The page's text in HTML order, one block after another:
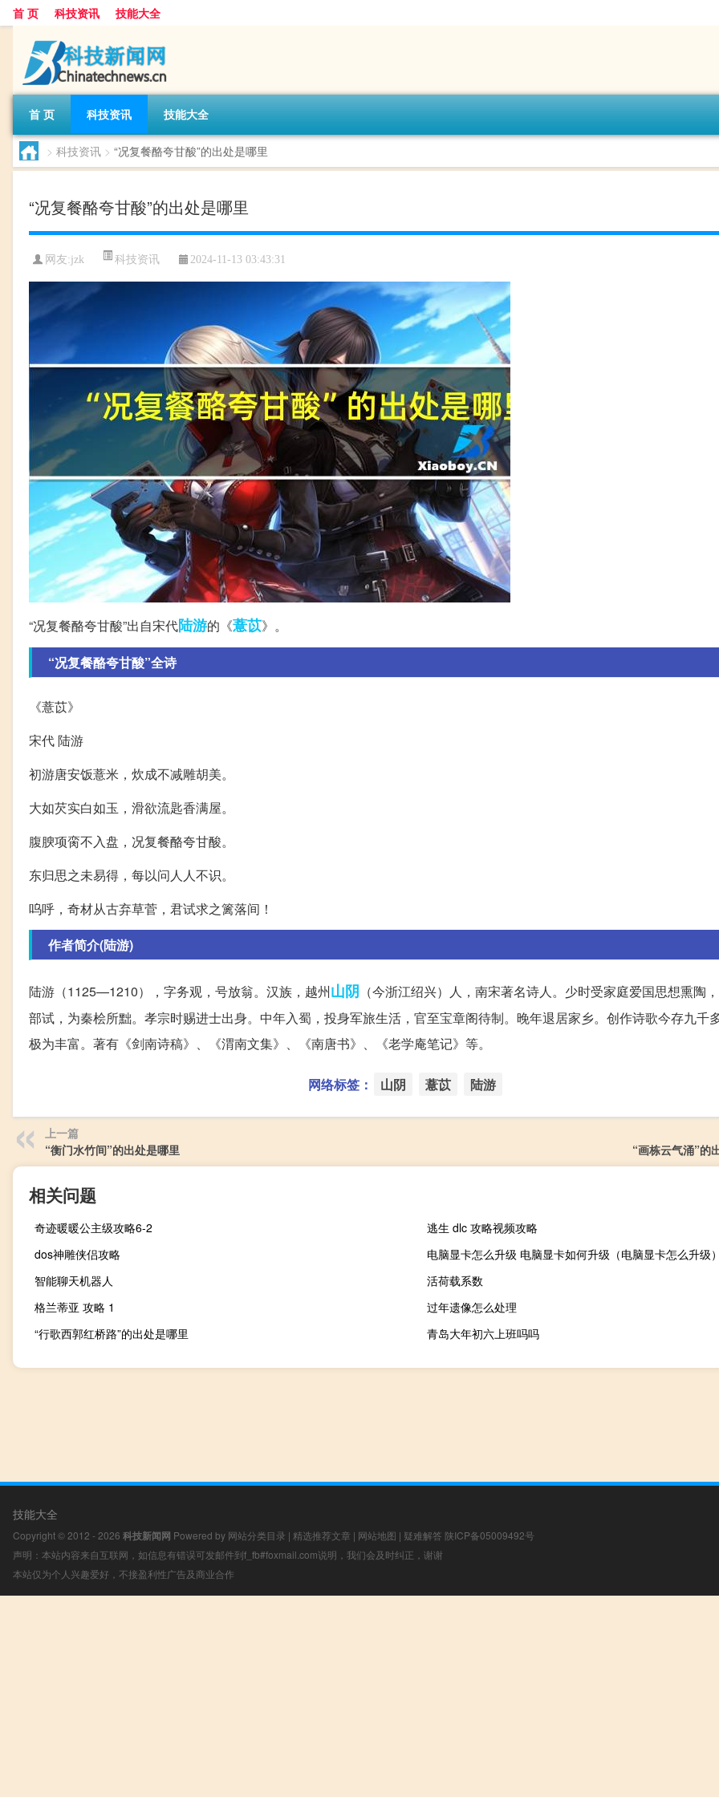
首 页 科技资讯 技能大全
首 页 科技资讯 技能大全
> 科技资讯 > “况复餐酪夸甘酸”的出处是哪里
“况复餐酪夸甘酸”的出处是哪里
网友:jzk 科技资讯 2024-11-13 03:43:31
“况复餐酪夸甘酸”出自宋代陆游的《薏苡》。
“况复餐酪夸甘酸”全诗
《薏苡》
宋代 陆游
初游唐安饭薏米，炊成不减雕胡美。
大如芡实白如玉，滑欲流匙香满屋。
腹腴项脔不入盘，况复餐酪夸甘酸。
东归思之未易得，每以问人人不识。
呜呼，奇材从古弃草菅，君试求之篱落间！
作者简介(陆游)
陆游（1125—1210），字务观，号放翁。汉族，越州山阴 （今浙江绍兴）人，南宋著名诗人。少时受家庭爱国思想熏陶
部试，为秦桧所黜。孝宗时赐进士出身。中年入蜀，投身军旅生活，官至宝章阁待制。晚年退居家乡。创作诗歌今存九千
极为丰富。著有《剑南诗稿》、《渭南文集》、《南唐书》、《老学庵笔记》等。
网络标签： 山阴 薏苡 陆游
上一篇
“衡门水竹间”的出处是哪里
“画栋云气涌”的
相关问题
奇迹暖暖公主级攻略6-2
逃生 dlc 攻略视频攻略
dos神雕侠侣攻略
电脑显卡怎么升级 电脑显卡如何升级（电脑显卡怎么升级
智能聊天机器人
活荷载系数
格兰蒂亚 攻略 1
过年遗像怎么处理
“行歌西郭红桥路”的出处是哪里
青岛大年初六上班吗吗
技能大全
Copyright © 2012 - 2026 科技新闻网 Powered by 网站分类目录 | 精选推荐文章 | 网站地图 | 疑难解答 陕ICP备05009492号
声明：本站内容来自互联网，如信息有错误可发邮件到f_fb#foxmail.com说明，我们会及时纠正，谢谢
本站仅为个人兴趣爱好，不接盈利性广告及商业合作